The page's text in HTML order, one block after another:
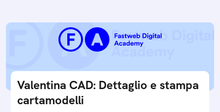
Valentina CAD: Dettaglio e stampa
cartamodelli